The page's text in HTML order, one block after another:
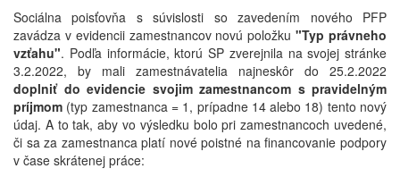
Sociálna poisťovňa s súvislosti so zavedením nového PFP
zavádza v evidencii zamestnancov novú položku"Typ právneho
vzťahu". Podľa informácie, ktorú SP zverejnila na svojej stránke
3.2.2022, by mali zamestnávatelia najneskôr do 25.2.2022
doplniť do evidencie svojim zamestnancom s pravidelným
príjmom (typ zamestnanca = 1, prípadne 14 alebo 18) tento nový
údaj. A to tak, aby vo výsledku bolo pri zamestnancoch uvedené,
či sa za zamestnanca platí nové poistné na financovanie podpory
v čase skrátenej práce: